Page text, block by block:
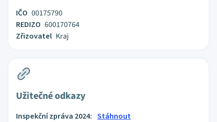
IČO 00175790
REDIZO 600170764
Zřizovatel Kraj
Užitečné odkazy
Inspekční zpráva 2024: Stáhnout